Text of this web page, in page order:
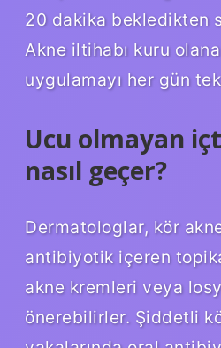
20 dakika bekledikten
Akne iltihabı kuru
uygulamayı her gün
Ucu olmayan
nasıl geçer?
Dermatologlar, kör
antibiyotik içeren
akne kremleri veya
önerebilirler. Şiddetli